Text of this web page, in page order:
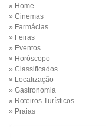
» Home
» Cinemas
» Farmácias
» Feiras
» Eventos
» Horóscopo
» Classificados
» Localização
» Gastronomia
» Roteiros Turísticos
» Praias